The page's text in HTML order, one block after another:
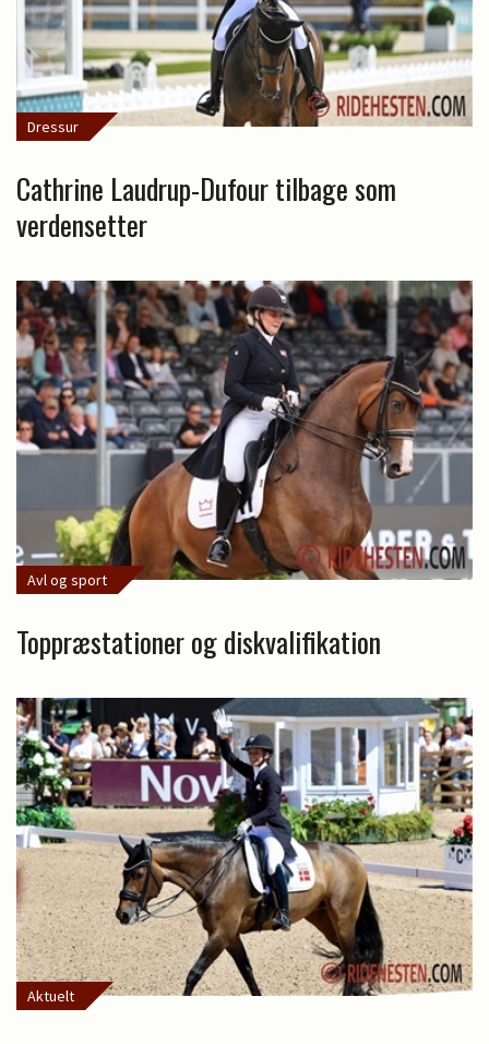
Dressur
Cathrine Laudrup-Dufour tilbage som
verdensetter
Avl og sport
Toppræstationer og diskvalifikation
Aktuelt